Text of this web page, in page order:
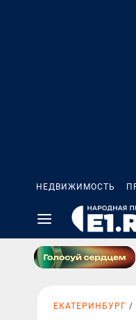
НЕДВИЖИМОСТЬ
ЕКАТЕРИНБУРГ